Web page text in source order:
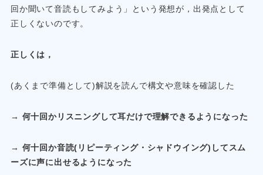
回か聞いて音読もしてみよう」という発想が，出発点として
正しくないのです。
正しくは，
(あくまで準備として)解説を読んで構文や意味を確認した
→ 何十回かリスニングして耳だけで理解できるようになった
→ 何十回か音読(リピーティング・シャドウイング)してスム
ーズに声に出せるようになった